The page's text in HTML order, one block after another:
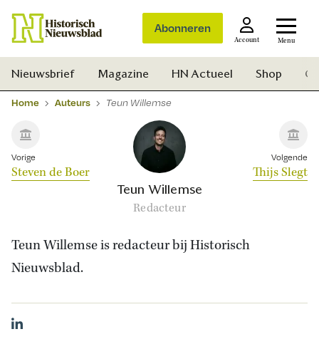
Abonneren
Account Menu
Zoek
Nieuwsbrief Magazine HN Actueel Shop
Home Auteurs Teun Willemse
Vorige
Steven de Boer
Teun Willemse
Redacteur
Volgende
Thijs Slegt
Teun Willemse is redacteur bij Historisch
Nieuwsblad.
LinkedIn